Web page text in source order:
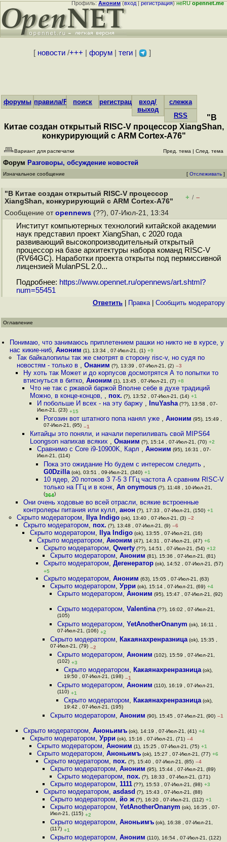
Профиль:Аноним(вход|регистрация)неRUopennet.me
[ новости/+++ форум| теги| ]
форумы правила/FAQпоиск регистрациявход/
выход
слежка
RSS
"В
Китае создан открытый RISC-V процессор XiangShan,
конкурирующий с ARM Cortex-A76"
Вариант для распечатки Пред. тема | След. тема
Форум Разговоры, обсуждение новостей
Изначальное сообщение [ Отслеживать ]
"В Китае создан открытый RISC-V процессор
XiangShan, конкурирующий с ARM Cortex-A76"
+ / –
Сообщение от opennews (??), 07-Июл-21, 13:34
Институт компьютерных технологий китайской академии
наук представил проект XiangShan, с 2020 года
развивающий высокопроизводительный открытый
процессор на базе архитектуры набора команд RISC-V
(RV64GC). Наработки проекта открыты под пермиссивной
лицензией MulanPSL 2.0...
Подробнее: https://www.opennet.ru/opennews/art.shtml?
num=55451
Ответить Правка| Cообщить модератору
Оглавление
Понимаю, что занимаюсь приплетением рашки но никто не в курсе, у
нас кикие-ниб,Аноним (1), 13:34 , 07-Июл-21, (1) +9
Так байкалопилы так же смотрят в сторону risc-v, но судя по
новостям - только в , Онаним (?), 13:39 , 07-Июл-21, (2) –3
Ну хоть так Может и до корпусов досмотрятся А то попытки то
втиснуться в битко, Аноним (1), 13:45 , 07-Июл-21, (7) +8
Что не так с ржавой баржой Вполне себе в духе традиций
Можно, в конце-концов, , пох. (?), 13:52 , 07-Июл-21, (14) +1
И побольше И всех - на эту баржу , InuYasha(??), 13:58 , 07-
Июл-21, (23) +15
Рогозин вот штатного попа нанял уже , Аноним (95), 15:49 ,
07-Июл-21, (95) –1
Китайцы это поняли, и начали перепиливать свой MIPS64
Loongson напихав всяких ,Онаним (?), 15:14 , 07-Июл-21, (70) +2
Сравнимо с Core i9-10900K, Карл , Аноним (95), 16:31 , 07-
Июл-21, (114)
Пока это ожидание Но будем с интересом следить ,
G0Dzilla(ok), 03:51 , 09-Июл-21, (340) +1
10 ядер, 20 потоков 3 7-5 3 ГГц частота А сравним RISC-V
только на ГГц и в конк, An onymous(?), 11:48 , 10-Июл-21,
(364)
Они очень ходовые во всей отрасли, всякие встроенные
контролеры питания или кулл, анон (?), 17:33 , 07-Июл-21, (150) +1
Скрыто модератором, Ilya Indigo(ok), 13:40 , 07-Июл-21, (3) –2
Скрыто модератором, пох. (?), 13:48 , 07-Июл-21, (9) –6
Скрыто модератором, Ilya Indigo (ok), 13:55 , 07-Июл-21, (16)
Скрыто модератором, Аноним (47), 14:31 , 07-Июл-21, (47) +6
Скрыто модератором, Qwerty(??), 14:51 , 07-Июл-21, (54) +12
Скрыто модератором,Аноним (81), 15:36 , 07-Июл-21, (81)
Скрыто модератором, Дегенератор(ok), 14:52 , 07-Июл-21, (57)
+5
Скрыто модератором, Аноним (63), 15:05 , 07-Июл-21, (63)
Скрыто модератором,Урри (ok), 15:14 , 07-Июл-21, (69) +4
Скрыто модератором, Аноним (95), 15:47 , 07-Июл-21, (92)
Скрыто модератором, Valentina(??), 16:02 , 07-Июл-21,
(105)
Скрыто модератором, YetAnotherOnanym (ok), 16:11 ,
07-Июл-21, (106) +2
Скрыто модератором, Какаянахренразница (ok), 15:35 ,
07-Июл-21, (79) –2
Скрыто модератором, Аноним (102), 15:59 , 07-Июл-21,
(102) +3
Скрыто модератором, Какаянахренразница(ok),
19:50 , 07-Июл-21, (198) –1
Скрыто модератором, Аноним (110), 16:19 , 07-Июл-21,
(110) +1
Скрыто модератором, Какаянахренразница(ok),
19:42 , 07-Июл-21, (195)
Скрыто модератором,Аноним (90), 15:45 , 07-Июл-21, (90) –1
Скрыто модератором, Аноньимъ(ok), 14:19 , 07-Июл-21, (41) +4
Скрыто модератором,Урри (ok), 15:16 , 07-Июл-21, (71) –4
Скрыто модератором, Аноним (1), 15:25 , 07-Июл-21, (75) +1
Скрыто модератором, Аноньимъ(ok), 15:27 , 07-Июл-21, (77) +6
Скрыто модератором, пох. (?), 15:40 , 07-Июл-21, (85) –4
Скрыто модератором,Аноним (95), 15:44 , 07-Июл-21, (89)
Скрыто модератором, пох. (?), 18:33 , 07-Июл-21, (171)
Скрыто модератором,1111 (??), 15:53 , 07-Июл-21, (98) +3
Скрыто модератором, asdasd (?), 15:43 , 07-Июл-21, (88)
Скрыто модератором, йо ж (?), 16:20 , 07-Июл-21, (112) +1
Скрыто модератором,YetAnotherOnanym (ok), 16:35 , 07-
Июл-21, (115) +2
Скрыто модератором,Аноньимъ (ok), 16:38 , 07-Июл-21,
(117) +1
Скрыто модератором,Аноним (110), 16:54 , 07-Июл-21, (122)